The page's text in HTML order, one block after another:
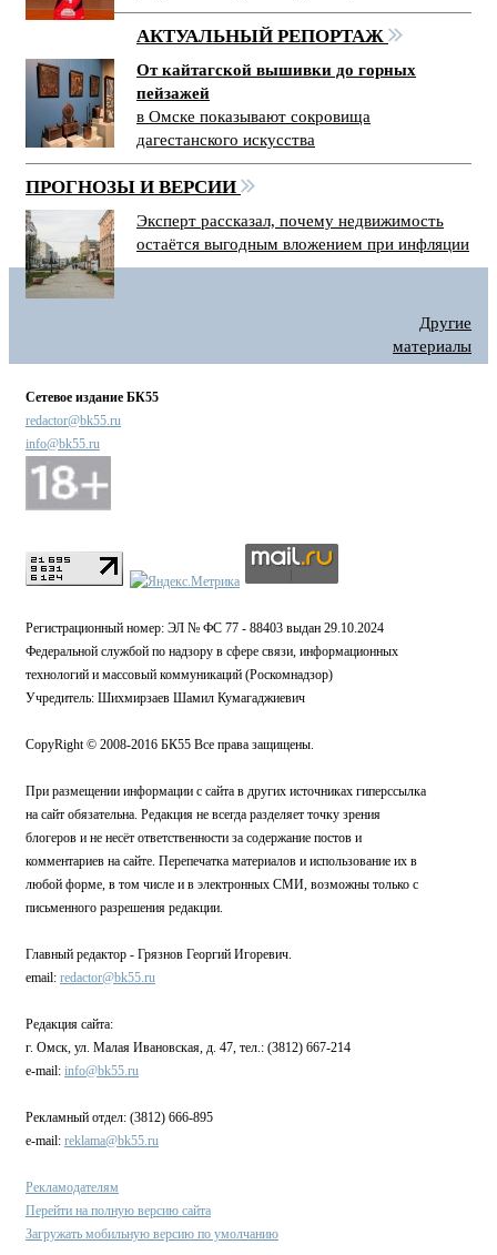
АКТУАЛЬНЫЙ РЕПОРТАЖ
От кайтагской вышивки до горных
пейзажей
в Омске показывают сокровища
дагестанского искусства
ПРОГНОЗЫ И ВЕРСИИ
Эксперт рассказал, почему недвижимость
остаётся выгодным вложением при инфляции
Другие
материалы
Сетевое издание БК55
redactor@bk55.ru
info@bk55.ru
Регистрационный номер: ЭЛ № ФС 77 - 88403 выдан 29.10.2024
Федеральной службой по надзору в сфере связи, информационных
технологий и массовый коммуникаций (Роскомнадзор)
Учредитель: Шихмирзаев Шамил Кумагаджиевич
CopyRight © 2008-2016 БК55 Все права защищены.
При размещении информации с сайта в других источниках гиперссылка
на сайт обязательна. Редакция не всегда разделяет точку зрения
блогеров и не несёт ответственности за содержание постов и
комментариев на сайте. Перепечатка материалов и использование их в
любой форме, в том числе и в электронных СМИ, возможны только с
письменного разрешения редакции.
Главный редактор - Грязнов Георгий Игоревич.
email: redactor@bk55.ru
Редакция сайта:
г. Омск, ул. Малая Ивановская, д. 47, тел.: (3812) 667-214
e-mail: info@bk55.ru
Рекламный отдел: (3812) 666-895
e-mail: reklama@bk55.ru
Рекламодателям
Перейти на полную версию сайта
Загружать мобильную версию по умолчанию